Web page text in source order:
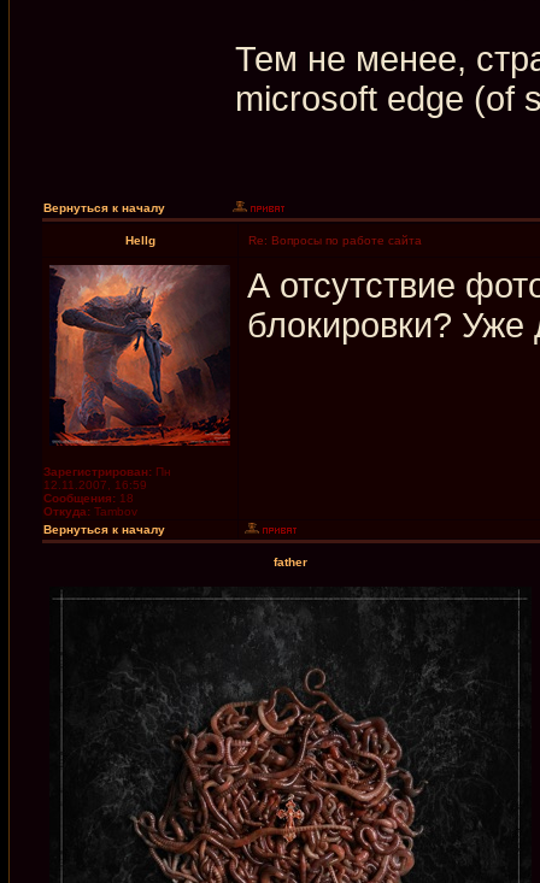
Тем не менее,
microsoft edge (of
Вернуться к началу
Hellg Re: Вопросы по работе сайта
Зарегистрирован: Пн
12.11.2007, 16:59
Сообщения: 18
Откуда: Tambov
А отсутствие
блокировки?
Вернуться к началу
father